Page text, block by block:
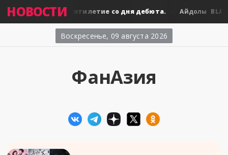
НОВОСТИ
BLACKPINK: десятилетие со дня дебюта. Айдолы
Воскресенье, 09 августа 2026
ФанАзия